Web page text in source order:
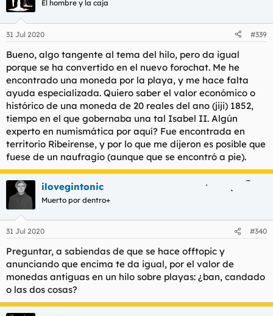
El hombre y la caja
31 Jul 2020 #339
Bueno, algo tangente al tema del hilo, pero da igual
porque se ha convertido en el nuevo forochat. Me he
encontrado una moneda por la playa, y me hace falta
ayuda especializada. Quiero saber el valor económico o
histórico de una moneda de 20 reales del ano (jiji) 1852,
tiempo en el que gobernaba una tal Isabel II. Algún
experto en numismática por aquí? Fue encontrada en
territorio Ribeirense, y por lo que me dijeron es posible que
fuese de un naufragio (aunque que se encontró a pie).
ilovegintonic
Muerto por dentro+
31 Jul 2020 #340
Preguntar, a sabiendas de que se hace offtopic y
anunciando que encima te da igual, por el valor de
monedas antiguas en un hilo sobre playas: ¿ban, candado
o las dos cosas?